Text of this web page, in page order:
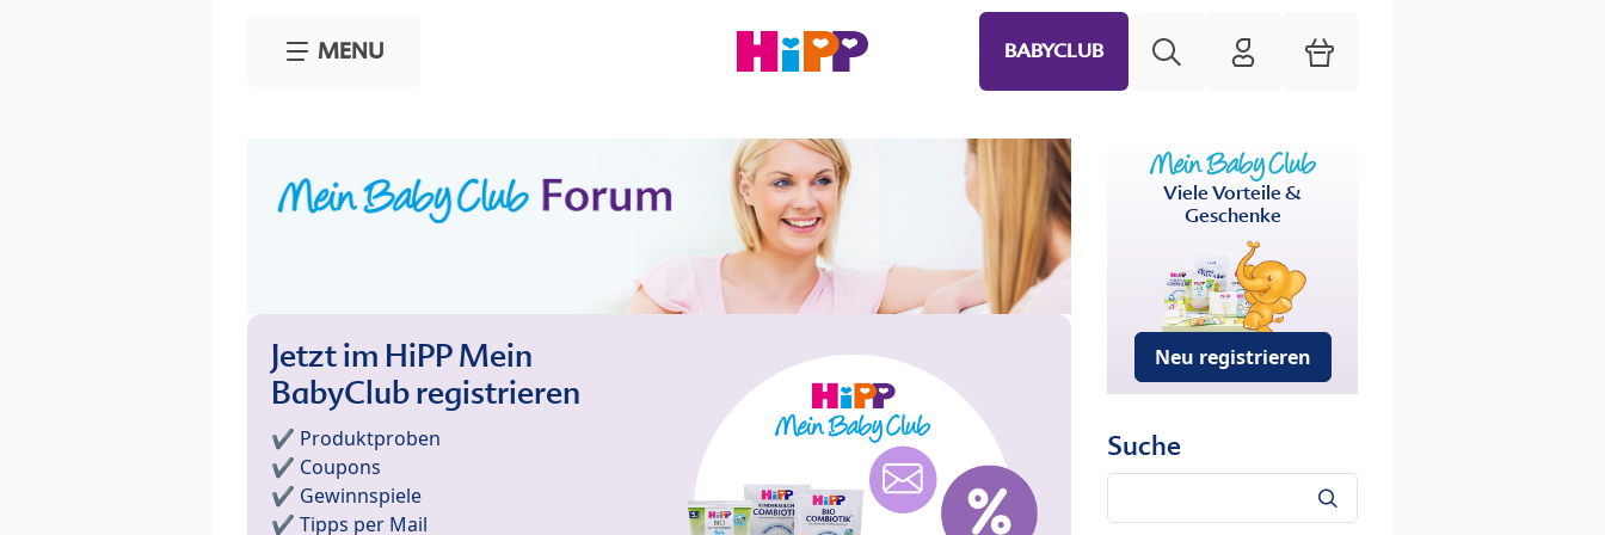
MENU BABYCLUB HiPP Mein Babyclub
Warenkorb
Jetzt im HiPP Mein
BabyClub registrieren
✔️ Produktproben
✔️ Coupons
✔️ Gewinnspiele
✔️ Tipps per Mail
Viele Vorteile &
Geschenke
Neu registrieren
Suche